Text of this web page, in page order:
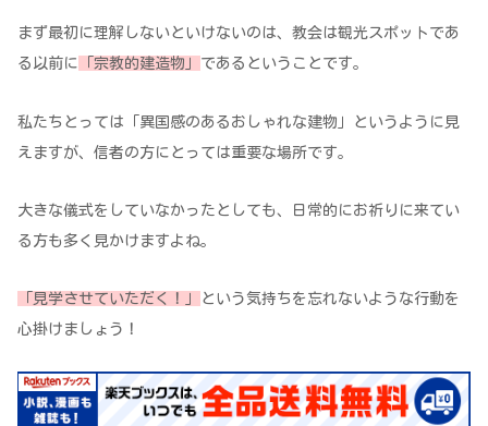
まず最初に理解しないといけないのは、教会は観光スポットであ
る以前に 「宗教的建造物」 であるということです。
私たちとっては「異国感のあるおしゃれな建物」というように見
えますが、信者の方にとっては重要な場所です。
大きな儀式をしていなかったとしても、日常的にお祈りに来てい
る方も多く見かけますよね。
「見学させていただく！」
という気持ちを忘れないような行動を
心掛けましょう！